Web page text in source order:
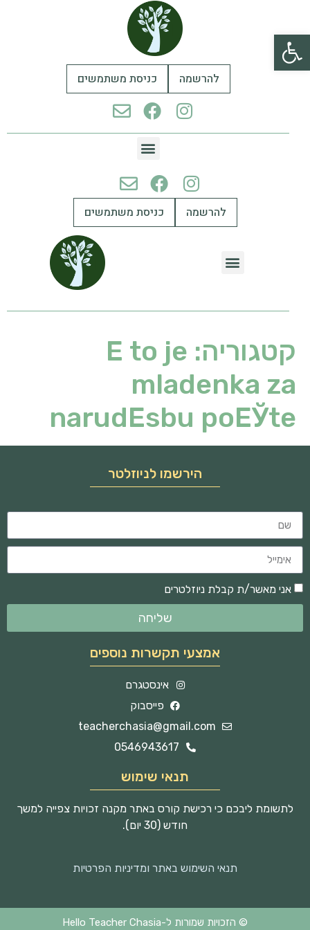
פתח סרגל נגישות
להרשמה כניסת משתמשים
להרשמה כניסת משתמשים
קטגוריה: Е to je
mladenka za
narudЕѕbu poЕЎte
הירשמו לניוזלטר
אני מאשר/ת קבלת ניוזלטרים
שליחה
אמצעי תקשרות נוספים
אינסטגרם
פייסבוק
teacherchasia@gmail.com
0546943617
תנאי שימוש
לתשומת ליבכם כי רכישת קורס באתר מקנה זכויות צפייה למשך
חודש (30 יום).
תנאי השימוש באתר ומדיניות הפרטיות
© הזכויות שמורות ל-Hello Teacher Chasia